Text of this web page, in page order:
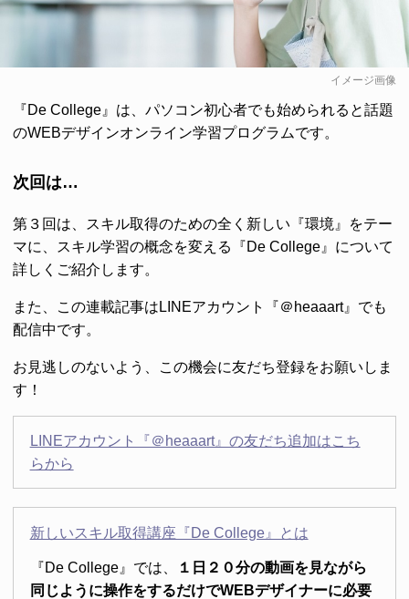
イメージ画像
『De College』は、パソコン初心者でも始められると話題
のWEBデザインオンライン学習プログラムです。
次回は…
第３回は、スキル取得のための全く新しい『環境』をテー
マに、スキル学習の概念を変える『De College』について
詳しくご紹介します。
また、この連載記事はLINEアカウント『＠heaaart』でも
配信中です。
お見逃しのないよう、この機会に友だち登録をお願いしま
す！
LINEアカウント『＠heaaart』の友だち追加はこち
らから
新しいスキル取得講座『De College』とは
『De College』では、
１日２０分の動画を見ながら
同じように操作をするだけでWEBデザイナーに必要